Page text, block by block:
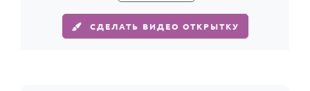
СДЕЛАТЬ ВИДЕО ОТКРЫТКУ